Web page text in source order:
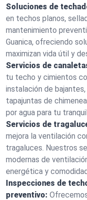
Soluciones de
en techos planos,
mantenimiento
Guanica, ofreciendo
maximizan vida útil y
Servicios de
tu techo y cimientos
instalación de
tapajuntas de
por agua para tu
Servicios de
mejora la ventilación
tragaluces. Nuestros
modernas de
energética y
Inspecciones de
preventivo: